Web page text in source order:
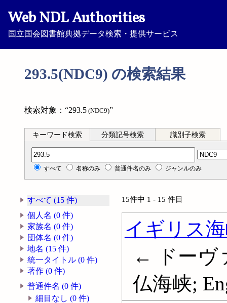
Web NDL Authorities
国立国会図書館典拠データ検索・提供サービス
293.5(NDC9) の検索結果
検索対象：“293.5 (NDC9)”
キーワード検索 分類記号検索 識別子検索
分類記号検索
すべて 名称のみ 普通件名のみ ジャンルのみ
すべて (15 件)
個人名 (0 件)
家族名 (0 件)
団体名 (0 件)
地名 (15 件)
統一タイトル (0 件)
著作 (0 件)
普通件名 (0 件)
細目なし (0 件)
15件中 1 - 15 件目
イギリス
← ドーヴ
仏海峡;